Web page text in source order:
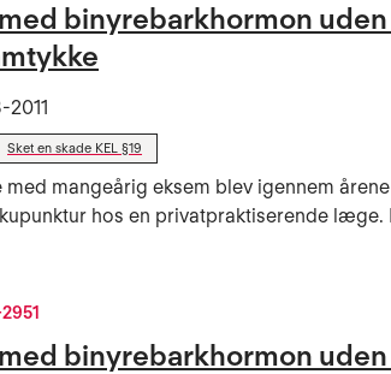
binyrebarkhormon
Sket en skade KEL §19
med mangeårig eksem blev igennem
hos en privatpraktiserende læge.
binyrebarkhormon